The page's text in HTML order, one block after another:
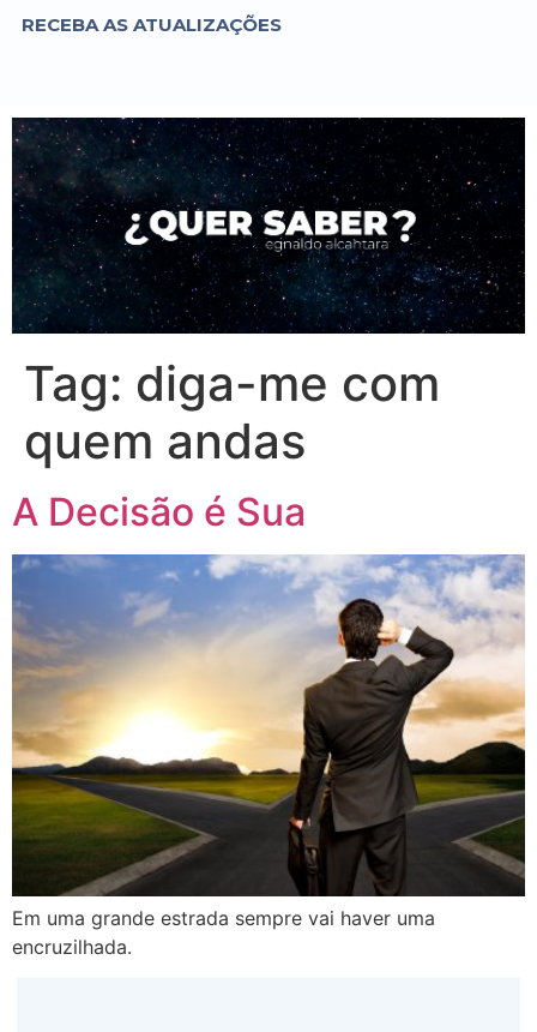
RECEBA AS ATUALIZAÇÕES
Tag: diga-me com
quem andas
A Decisão é Sua
Em uma grande estrada sempre vai haver uma
encruzilhada.